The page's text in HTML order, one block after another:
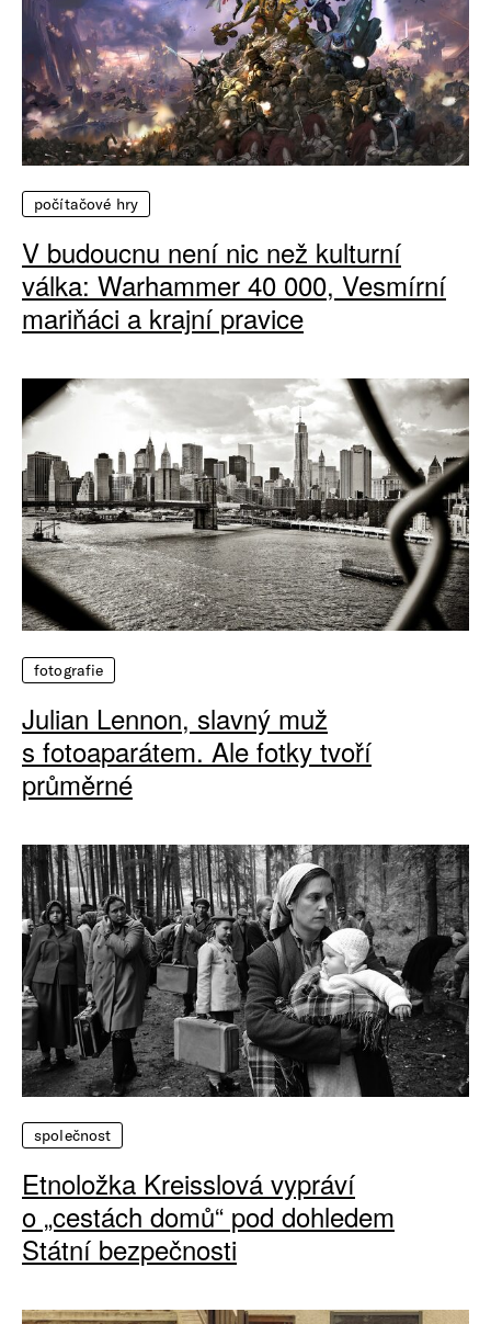
počítačové hry
V budoucnu není nic než kulturní
válka: Warhammer 40 000, Vesmírní
mariňáci a krajní pravice
fotografie
Julian Lennon, slavný muž
s fotoaparátem. Ale fotky tvoří
průměrné
společnost
Etnoložka Kreisslová vypráví
o „cestách domů“ pod dohledem
Státní bezpečnosti